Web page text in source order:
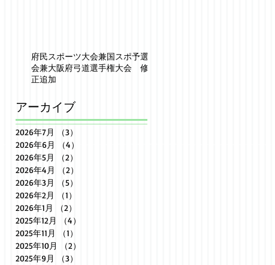
府民スポーツ大会兼国スポ予選
会兼大阪府弓道選手権大会 修
正追加
アーカイブ
2026年7月 （3）
2026年6月
（4）
2026年5月
（2）
2026年4月
（2）
2026年3月
（5）
2026年2月
（1）
2026年1月
（2）
2025年12月
（4）
2025年11月
（1）
2025年10月
（2）
2025年9月
（3）